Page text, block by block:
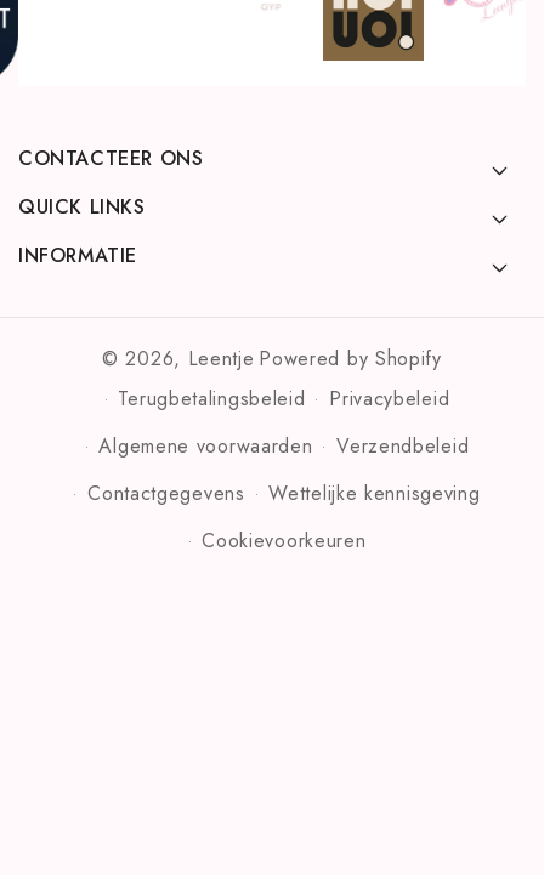
CONTACTEER ONS
QUICK LINKS
INFORMATIE
© 2026, Leentje Powered by Shopify
Terugbetalingsbeleid
Privacybeleid
Algemene voorwaarden
Verzendbeleid
Contactgegevens
Wettelijke kennisgeving
Cookievoorkeuren